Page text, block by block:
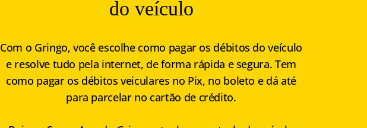
do veículo
Com o Gringo, você escolhe como pagar os débitos do veículo
e resolve tudo pela internet, de forma rápida e segura. Tem
como pagar os débitos veiculares no Pix, no boleto e dá até
para parcelar no cartão de crédito.